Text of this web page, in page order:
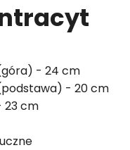
- 24 cm
- 20 cm
23 cm